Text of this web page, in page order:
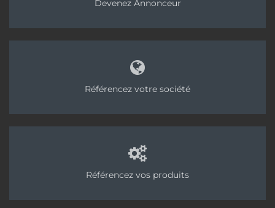
Devenez Annonceur
Référencez votre société
Référencez vos produits